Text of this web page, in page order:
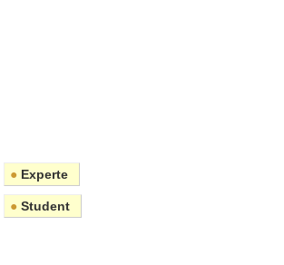
● Experte
● Student